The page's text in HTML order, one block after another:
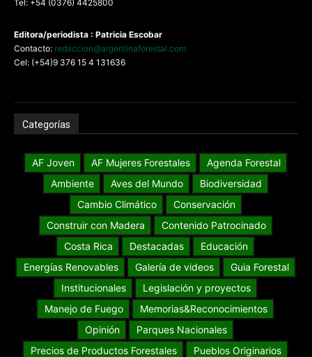
Tel: +54 (0376) 4425800
Editora/periodista : Patricia Escobar
Contacto: redaccion@argentinaforestal.com
Cel: (+54)9 376 15 4 131636
Categorías
AF Joven AF Mujeres Forestales
Agenda Forestal
Ambiente
Aves del Mundo
Biodiversidad
Cambio Climático
Conservación
Construir con Madera
Contenido Patrocinado
Costa Rica
Destacadas
Educación
Energías Renovables
Galería de videos
Guia Forestal
Institucionales
Legislación y proyectos
Manejo de Fuego
Memorias&Reconocimientos
Opinión
Parques Nacionales
Precios de Productos Forestales
Pueblos Originarios